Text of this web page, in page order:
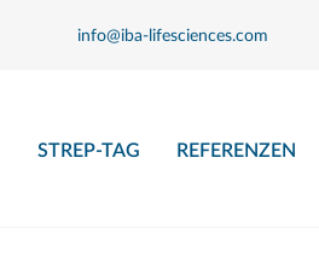
info@iba-lifesciences.com
STREP-TAG REFERENZEN